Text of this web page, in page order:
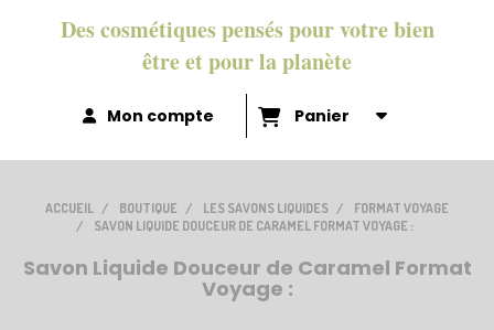
Des cosmétiques pensés pour votre bien
être et pour la planète
Mon compte Panier
ACCUEIL BOUTIQUE LES SAVONS LIQUIDES
FORMAT VOYAGE
SAVON LIQUIDE DOUCEUR DE CARAMEL FORMAT VOYAGE :
Savon Liquide Douceur de Caramel Format
Voyage :